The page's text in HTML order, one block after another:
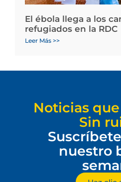
El ébola llega a los
refugiados en la RDC
Leer Más >>
Noticias
Sin
nuestro